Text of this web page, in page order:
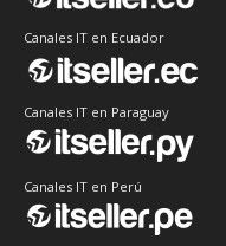
Canales IT en Ecuador
Canales IT en Paraguay
Canales IT en Perú